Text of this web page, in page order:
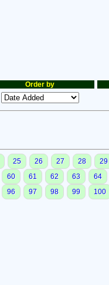
Order by
25 26 27 28 29
60 61 62 63 64
96 97 98 99 100